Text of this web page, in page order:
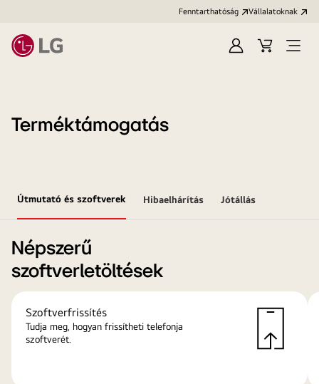
Fenntarthatóság Vállalatoknak
Bejelentkezés
KosárMenü
Terméktámogatás
Útmutató és szoftverek Hibaelhárítás Jótállás
Népszerű
szoftverletöltések
Szoftverfrissítés
Tudja meg, hogyan frissítheti telefonja
szoftverét.